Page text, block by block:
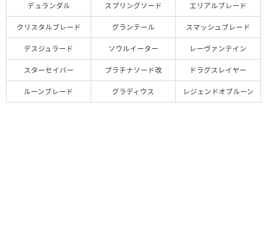
デュランダル スプリングソード エリアルブレード
クリスタルブレード グランテール スマッシュブレード
デスジュラード ソウルイーター レーヴァンテイン
スターセイバー プラチナソード改 ドラグスレイヤー
ルーンブレード グラディウス レジェンドオブルーン